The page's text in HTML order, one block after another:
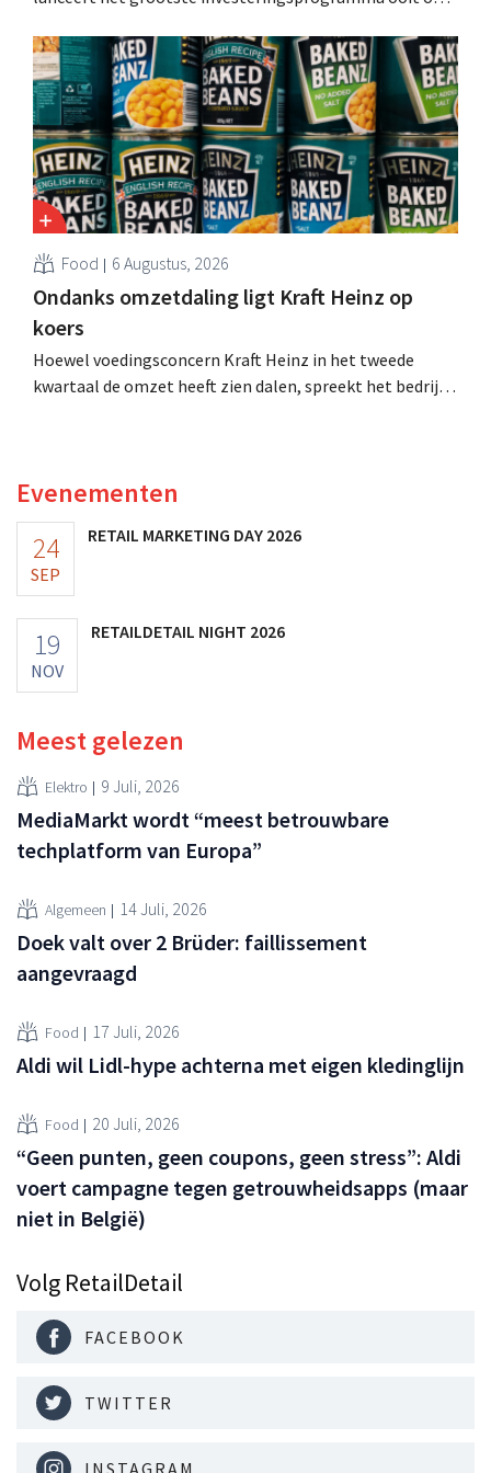
moeten dit momentum grijpen”.
Food 6 Augustus, 2026
Ondanks omzetdaling ligt Kraft Heinz op
koers
Hoewel voedingsconcern Kraft Heinz in het tweede
kwartaal de omzet heeft zien dalen, spreekt het bedrijf
Evenementen
24
SEP
RETAIL MARKETING DAY 2026
19
NOV
RETAILDETAIL NIGHT 2026
Meest gelezen
Elektro 9 Juli, 2026
MediaMarkt wordt “meest betrouwbare
techplatform van Europa”
Algemeen 14 Juli, 2026
Doek valt over 2 Brüder: faillissement
aangevraagd
Food 17 Juli, 2026
Aldi wil Lidl-hype achterna met eigen kledinglijn
Food 20 Juli, 2026
“Geen punten, geen coupons, geen stress”: Aldi
voert campagne tegen getrouwheidsapps (maar
niet in België)
Volg RetailDetail
FACEBOOK
TWITTER